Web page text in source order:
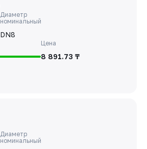
Диаметр
номинальный
DN8
Цена
8 891.73 ₸
Диаметр
номинальный